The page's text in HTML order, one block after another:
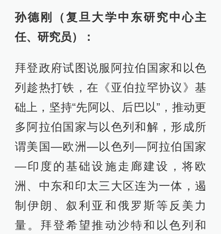
孙德刚（复旦大学中东研究中心主
任、研究员）：
拜登政府试图说服阿拉伯国家和以色
列趁热打铁，在《亚伯拉罕协议》基
础上，坚持“先阿以、后巴以”，推动更
多阿拉伯国家与以色列和解，形成所
谓美国—欧洲—以色列—阿拉伯国家
—印度的基础设施走廊建设，将欧
洲、中东和印太三大区连为一体，遏
制伊朗、叙利亚和俄罗斯等反美力
量。拜登希望推动沙特和以色列和